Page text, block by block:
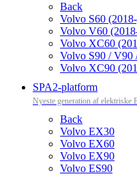
Back
Volvo S60
Volvo V60
Volvo XC60
Volvo S90 / V90
Volvo XC90
SPA2-platform
Nyeste generation af
Back
Volvo EX30
Volvo EX60
Volvo EX90
Volvo ES90